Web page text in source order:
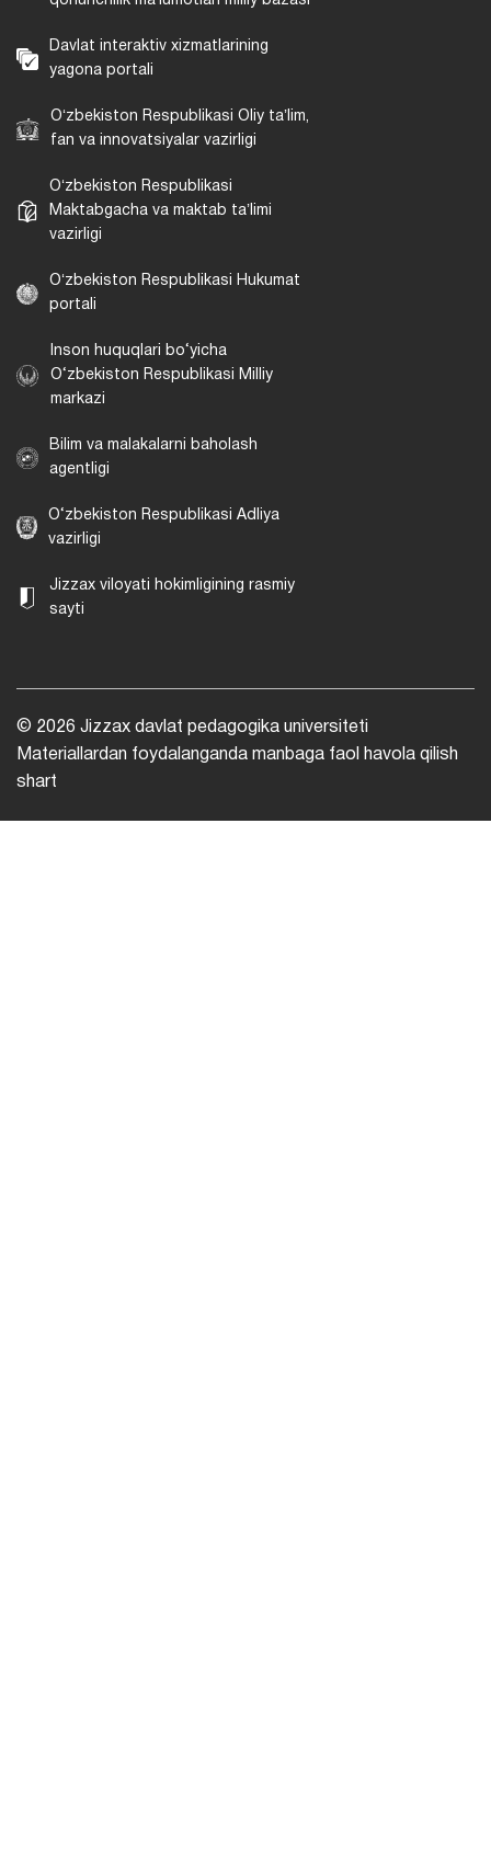
Davlat interaktiv xizmatlarining
yagona portali
Oʻzbekiston Respublikasi Oliy taʼlim,
fan va innovatsiyalar vazirligi
Oʻzbekiston Respublikasi
Maktabgacha va maktab taʼlimi
vazirligi
Oʻzbekiston Respublikasi Hukumat
portali
Inson huquqlari bo‘yicha
O‘zbekiston Respublikasi Milliy
markazi
Bilim va malakalarni baholash
agentligi
O‘zbekiston Respublikasi Adliya
vazirligi
Jizzax viloyati hokimligining rasmiy
sayti
© 2026 Jizzax davlat pedagogika universiteti
Materiallardan foydalanganda manbaga faol havola qilish
shart